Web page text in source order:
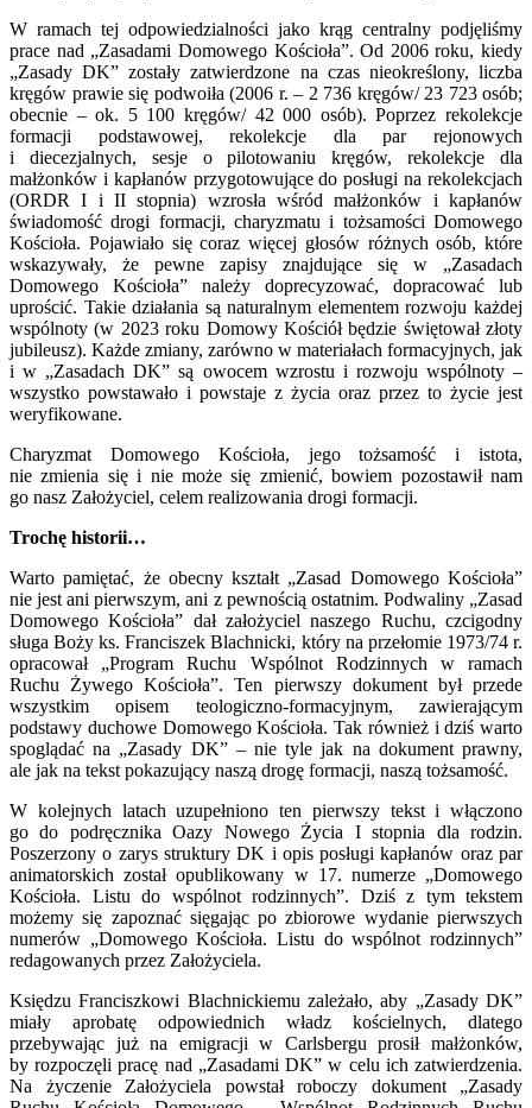
W ramach tej odpowiedzialności jako krąg centralny podjęliśmy
prace nad „Zasadami Domowego Kościoła”. Od 2006 roku, kiedy
„Zasady DK” zostały zatwierdzone na czas nieokreślony, liczba
kręgów prawie się podwoiła (2006 r. – 2 736 kręgów/ 23 723 osób;
obecnie – ok. 5 100 kręgów/ 42 000 osób). Poprzez rekolekcje
formacji podstawowej, rekolekcje dla par rejonowych
i diecezjalnych, sesje o pilotowaniu kręgów, rekolekcje dla
małżonków i kapłanów przygotowujące do posługi na rekolekcjach
(ORDR I i II stopnia) wzrosła wśród małżonków i kapłanów
świadomość drogi formacji, charyzmatu i tożsamości Domowego
Kościoła. Pojawiało się coraz więcej głosów różnych osób, które
wskazywały, że pewne zapisy znajdujące się w „Zasadach
Domowego Kościoła” należy doprecyzować, dopracować lub
uprościć. Takie działania są naturalnym elementem rozwoju każdej
wspólnoty (w 2023 roku Domowy Kościół będzie świętował złoty
jubileusz). Każde zmiany, zarówno w materiałach formacyjnych, jak
i w „Zasadach DK” są owocem wzrostu i rozwoju wspólnoty –
wszystko powstawało i powstaje z życia oraz przez to życie jest
weryfikowane.
Charyzmat Domowego Kościoła, jego tożsamość i istota,
nie zmienia się i nie może się zmienić, bowiem pozostawił nam
go nasz Założyciel, celem realizowania drogi formacji.
Trochę historii…
Warto pamiętać, że obecny kształt „Zasad Domowego Kościoła”
nie jest ani pierwszym, ani z pewnością ostatnim. Podwaliny „Zasad
Domowego Kościoła” dał założyciel naszego Ruchu, czcigodny
sługa Boży ks. Franciszek Blachnicki, który na przełomie 1973/74 r.
opracował „Program Ruchu Wspólnot Rodzinnych w ramach
Ruchu Żywego Kościoła”. Ten pierwszy dokument był przede
wszystkim opisem teologiczno-formacyjnym, zawierającym
podstawy duchowe Domowego Kościoła. Tak również i dziś warto
spoglądać na „Zasady DK” – nie tyle jak na dokument prawny,
ale jak na tekst pokazujący naszą drogę formacji, naszą tożsamość.
W kolejnych latach uzupełniono ten pierwszy tekst i włączono
go do podręcznika Oazy Nowego Życia I stopnia dla rodzin.
Poszerzony o zarys struktury DK i opis posługi kapłanów oraz par
animatorskich został opublikowany w 17. numerze „Domowego
Kościoła. Listu do wspólnot rodzinnych”. Dziś z tym tekstem
możemy się zapoznać sięgając po zbiorowe wydanie pierwszych
numerów „Domowego Kościoła. Listu do wspólnot rodzinnych”
redagowanych przez Założyciela.
Księdzu Franciszkowi Blachnickiemu zależało, aby „Zasady DK”
miały aprobatę odpowiednich władz kościelnych, dlatego
przebywając już na emigracji w Carlsbergu prosił małżonków,
by rozpoczęli pracę nad „Zasadami DK” w celu ich zatwierdzenia.
Na życzenie Założyciela powstał roboczy dokument „Zasady